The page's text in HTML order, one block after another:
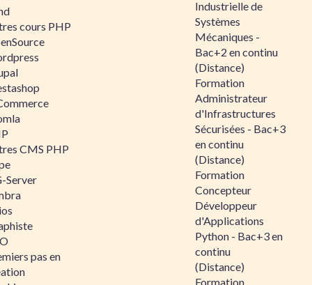
cours PHP
CMS PHP
Server
pas en
Industrielle de
Systèmes
Mécaniques -
Bac+2 en continu
(Distance)
Formation
Administrateur
d'Infrastructures
Sécurisées - Bac+3
en continu
(Distance)
Formation
Concepteur
Développeur
d'Applications
Python - Bac+3 en
continu
(Distance)
Formation